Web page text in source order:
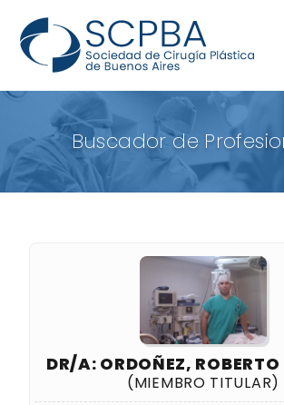
Buscador de
DR/A: ORDOÑEZ, ROBERTO
(MIEMBRO TITULAR)